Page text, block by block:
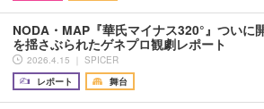
NODA・MAP『華氏マイナス320°』つい
を揺さぶられたゲネプロ観劇レポート
2026.4.15 ｜ SPICER
レポート
舞台